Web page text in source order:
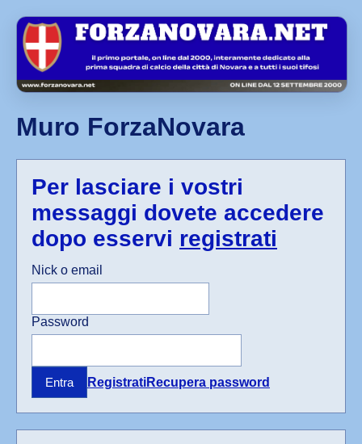
Muro ForzaNovara
Per lasciare i vostri
messaggi dovete accedere
dopo esservi registrati
Nick o email
Password
Entra RegistratiRecupera password